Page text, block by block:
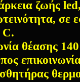
ζωής
σε
C.
θέασης 140